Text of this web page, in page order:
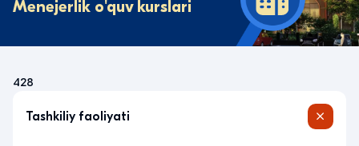
Menejerlik o'quv kurslari
428
Tashkiliy faoliyati